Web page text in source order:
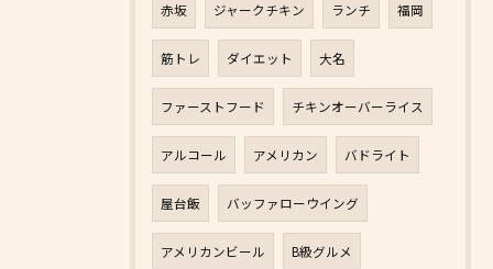
赤坂 ジャークチキン ランチ 福岡
筋トレ ダイエット 大名
ファーストフード チキンオーバーライス
アルコール アメリカン バドライト
屋台飯 バッファローウイング
アメリカンビール B級グルメ